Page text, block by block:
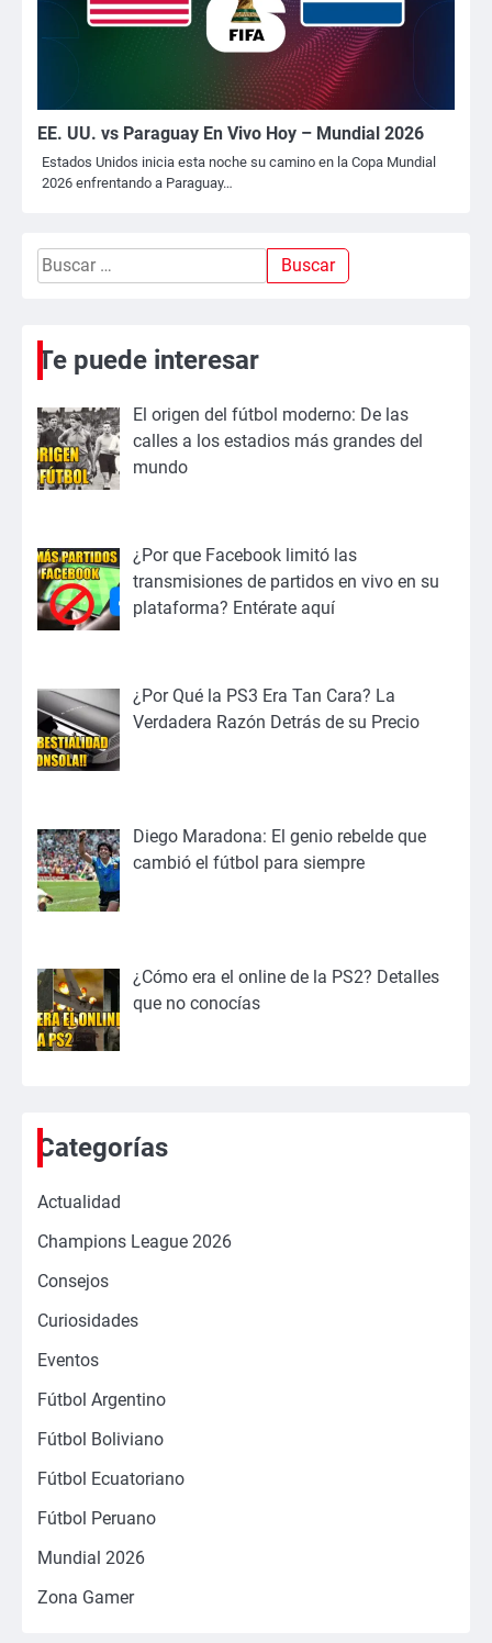
EE. UU. vs Paraguay En Vivo Hoy – Mundial 2026
Estados Unidos inicia esta noche su camino en la Copa Mundial
2026 enfrentando a Paraguay…
Buscar:
Te puede interesar
El origen del fútbol moderno: De las
calles a los estadios más grandes del
mundo
¿Por que Facebook limitó las
transmisiones de partidos en vivo en su
plataforma? Entérate aquí
¿Por Qué la PS3 Era Tan Cara? La
Verdadera Razón Detrás de su Precio
Diego Maradona: El genio rebelde que
cambió el fútbol para siempre
¿Cómo era el online de la PS2? Detalles
que no conocías
Categorías
Actualidad
Champions League 2026
Consejos
Curiosidades
Eventos
Fútbol Argentino
Fútbol Boliviano
Fútbol Ecuatoriano
Fútbol Peruano
Mundial 2026
Zona Gamer